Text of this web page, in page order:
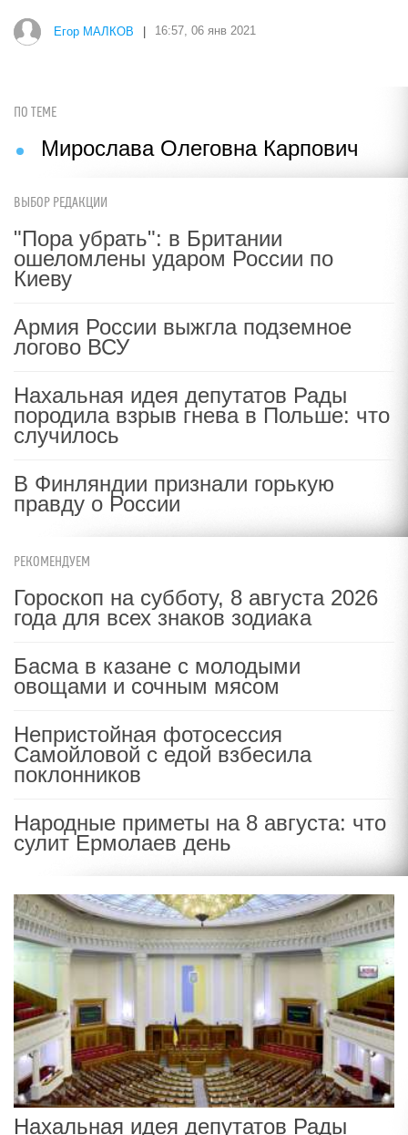
Егор МАЛКОВ 16:57, 06 янв 2021
ПО ТЕМЕ
Мирослава Олеговна Карпович
ВЫБОР РЕДАКЦИИ
"Пора убрать": в Британии
ошеломлены ударом России по
Киеву
Армия России выжгла подземное
логово ВСУ
Нахальная идея депутатов Рады
породила взрыв гнева в Польше: что
случилось
В Финляндии признали горькую
правду о России
РЕКОМЕНДУЕМ
Гороскоп на субботу, 8 августа 2026
года для всех знаков зодиака
Басма в казане с молодыми
овощами и сочным мясом
Непристойная фотосессия
Самойловой с едой взбесила
поклонников
Народные приметы на 8 августа: что
сулит Ермолаев день
Нахальная идея депутатов Рады